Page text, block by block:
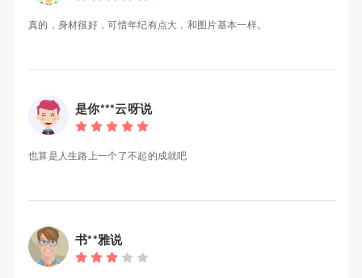
真的，身材很好，可惜年纪有点大，和图片基本一样。
是你***云呀说
也算是人生路上一个了不起的成就吧
书**雅说